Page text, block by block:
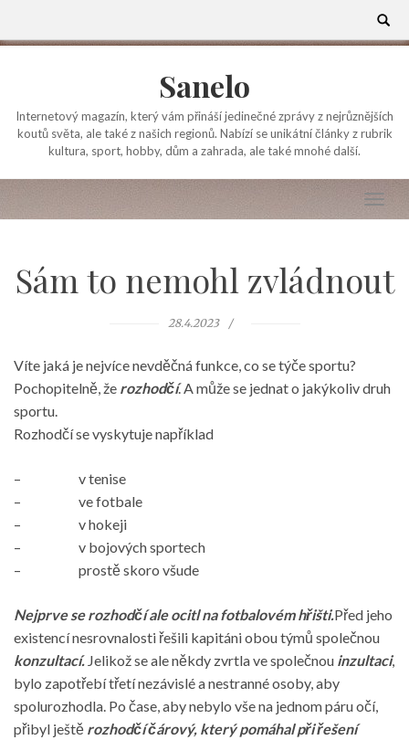
Search
Sanelo
Internetový magazín, který vám přináší jedinečné zprávy z nejrůznějších
koutů světa, ale také z našich regionů. Nabízí se unikátní články z rubrik
kultura, sport, hobby, dům a zahrada, ale také mnohé další.
Sám to nemohl zvládnout
28.4.2023
Víte jaká je nejvíce nevděčná funkce, co se týče sportu?
Pochopitelně, že rozhodčí. A může se jednat o jakýkoliv druh
sportu.
Rozhodčí se vyskytuje například
– v tenise
– ve fotbale
– v hokeji
– v bojových sportech
– prostě skoro všude
Nejprve se rozhodčí ale ocitl na fotbalovém hřišti.Před jeho
existencí nesrovnalosti řešili kapitáni obou týmů společnou
konzultací. Jelikož se ale někdy zvrtla ve společnou inzultaci,
bylo zapotřebí třetí nezávislé a nestranné osoby, aby
spolurozhodla. Po čase, aby nebylo vše na jednom páru očí,
přibyl ještě rozhodčí čárový, který pomáhal při řešení